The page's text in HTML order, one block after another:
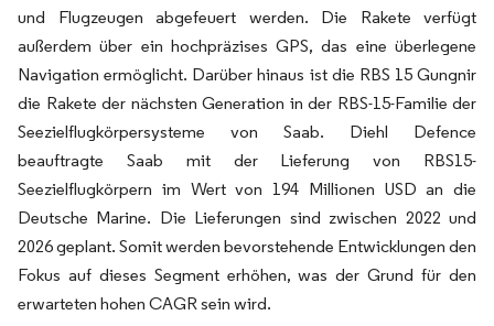
und Flugzeugen abgefeuert werden. Die Rakete verfügt
außerdem über ein hochpräzises GPS, das eine überlegene
Navigation ermöglicht. Darüber hinaus ist die RBS 15 Gungnir
die Rakete der nächsten Generation in der RBS-15-Familie der
Seezielflugkörpersysteme von Saab. Diehl Defence
beauftragte Saab mit der Lieferung von RBS15-
Seezielflugkörpern im Wert von 194 Millionen USD an die
Deutsche Marine. Die Lieferungen sind zwischen 2022 und
2026 geplant. Somit werden bevorstehende Entwicklungen den
Fokus auf dieses Segment erhöhen, was der Grund für den
erwarteten hohen CAGR sein wird.